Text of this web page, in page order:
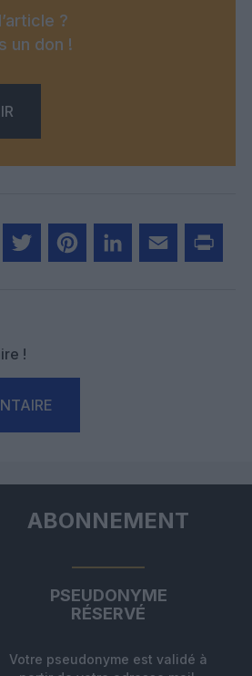
?
un don !
!
ABONNEMENT
PSEUDONYME
RÉSERVÉ
Votre pseudonyme est validé à